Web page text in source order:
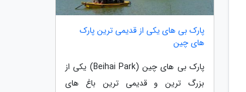
پارک بی های یکی از قدیمی ترین پارک
های چین
پارک بی های چین (Beihai Park) یکی از
بزرگ ترین و قدیمی ترین باغ های